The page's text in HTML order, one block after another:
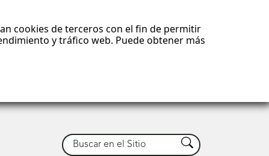
cookies de terceros con el fin de permitir
y tráfico web. Puede obtener más
Buscar Buscar